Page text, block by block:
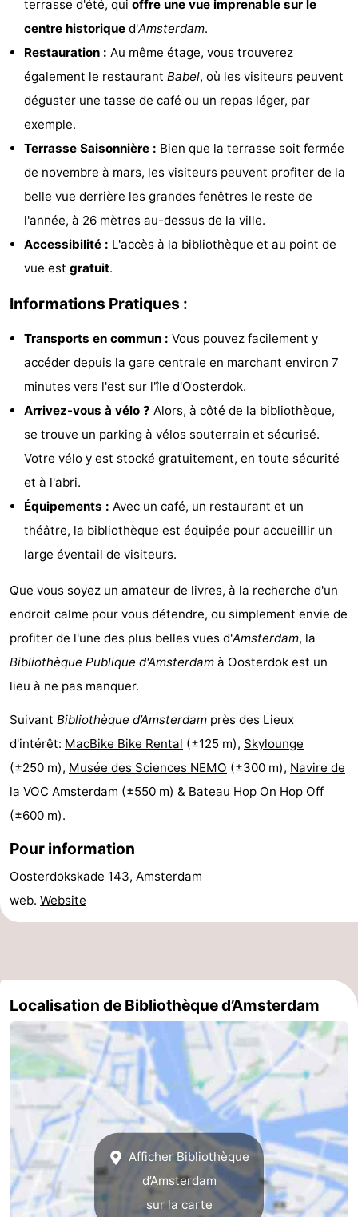
Attractions
Choses
faire
Lieux
d'intérêt
Musées
Monuments
Églises
Points
de
vue
Attractions
-
Croisières
-
Experiences
Villages
&
villes
Visites
guidées
Sports
Faire
vélo
Randonnée
Divertissement
Vie
Nocturne
Aliments
et
Shopping
Marchés
-
Grands
Magasins
Faire
du
vélo
Événements
Spécial
Canaux
Coffeeshops
rouge
Histoire
Ville
diamant
dans
le
centre
Parcs
et
jardins
Parties
de
Environs
terrasse d'été, qui offre une vue imprenable sur le
centre historique d'Amsterdam.
Restauration : Au même étage, vous trouverez
également le restaurant Babel, où les visiteurs peuvent
déguster une tasse de café ou un repas léger, par
exemple.
Terrasse Saisonnière : Bien que la terrasse soit fermée
de novembre à mars, les visiteurs peuvent profiter de la
belle vue derrière les grandes fenêtres le reste de
l'année, à 26 mètres au-dessus de la ville.
Accessibilité : L'accès à la bibliothèque et au point de
vue est gratuit.
Informations Pratiques :
Transports en commun : Vous pouvez facilement y
accéder depuis la gare centrale en marchant environ 7
minutes vers l'est sur l'île d'Oosterdok.
Arrivez-vous à vélo ? Alors, à côté de la bibliothèque,
se trouve un parking à vélos souterrain et sécurisé.
Votre vélo y est stocké gratuitement, en toute sécurité
et à l'abri.
Équipements : Avec un café, un restaurant et un
théâtre, la bibliothèque est équipée pour accueillir un
large éventail de visiteurs.
Que vous soyez un amateur de livres, à la recherche d'un
endroit calme pour vous détendre, ou simplement envie de
profiter de l'une des plus belles vues d'Amsterdam, la
Bibliothèque Publique d'Amsterdam à Oosterdok est un
lieu à ne pas manquer.
Suivant Bibliothèque d’Amsterdam près des Lieux
d'intérêt: MacBike Bike Rental (±125 m), Skylounge
(±250 m), Musée des Sciences NEMO (±300 m), Navire de
la VOC Amsterdam (±550 m) & Bateau Hop On Hop Off
(±600 m).
Pour information
Oosterdokskade 143, Amsterdam
web. Website
Localisation de Bibliothèque d’Amsterdam
Afficher Bibliothèque
d’Amsterdam
sur la carte